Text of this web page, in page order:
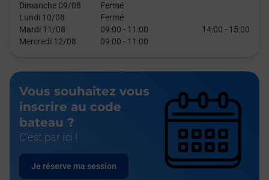
Dimanche 09/08
Fermé
Lundi 10/08
Fermé
Mardi 11/08
09:00 - 11:00 14:00 - 15:00
Mercredi 12/08
09:00 - 11:00
Vous souhaitez vous
inscrire au code
bateau ?
C'est par ici !
Je réserve ma session